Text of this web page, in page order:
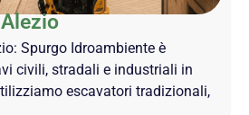
Spurgo Idroambiente è
civili, stradali e industriali in
escavatori tradizionali,